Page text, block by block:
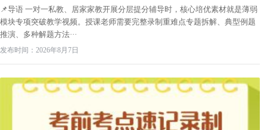
📌导语 一对一私教、居家家教开展分层提分辅导时，核心培优素材就是薄弱
模块专项突破教学视频。授课老师需要完整录制重难点专题拆解、典型例题
推演、多种解题方法···
发布时间：2026年8月7日